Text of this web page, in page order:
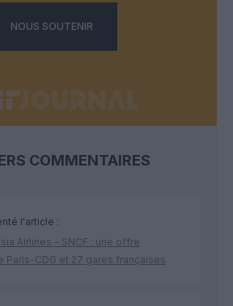
NOUS SOUTENIR
COMMENTAIRES
l'article :
Airlines – SNCF : une offre
Paris-CDG et 27 gares françaises